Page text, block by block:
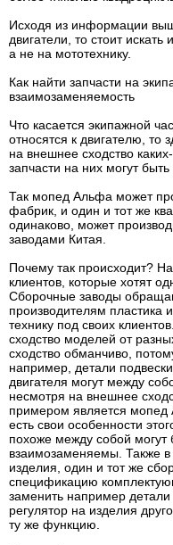
Исходя из информации
двигатели, то стоит искать
а не на мототехнику.
Как найти запчасти на
взаимозаменяемость
Что касается экипажной
относятся к двигателю, то
на внешнее сходство
запчасти на них могут
Так мопед Альфа может
фабрик, и один и тот же
одинаково, может
заводами Китая.
Почему так происходит?
клиентов, которые хотят
Сборочные заводы
производителям пластика
технику под своих
сходство моделей от
сходство обманчиво,
например, детали
двигателя могут между
несмотря на внешнее
примером является мопед
есть свои особенности
похоже между собой
взаимозаменяемы. Также в
изделия, один и тот же
спецификацию
заменить например
регулятор на изделия
ту же функцию.